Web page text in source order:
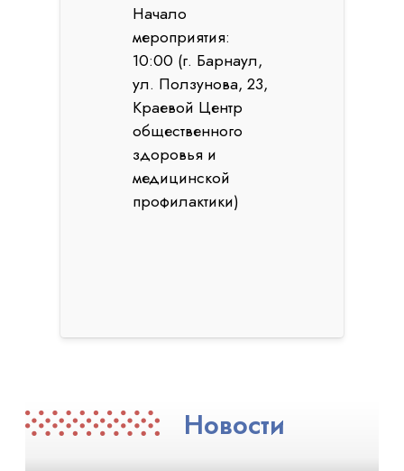
Начало
мероприятия:
10:00 (г. Барнаул,
ул. Ползунова, 23,
Краевой Центр
общественного
здоровья и
медицинской
профилактики)
Новости